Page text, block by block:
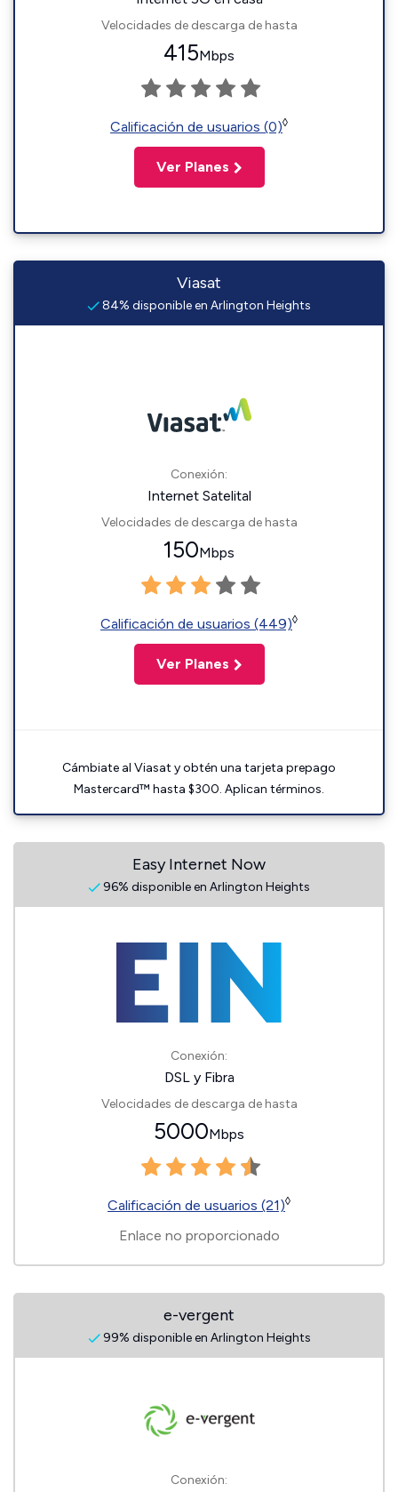
Velocidades de descarga de hasta
415Mbps
Calificación de usuarios (0)◊
Ver Planes
Viasat
84% disponible en Arlington Heights
Conexión:
Internet Satelital
Velocidades de descarga de hasta
150Mbps
Calificación de usuarios (449)◊
Ver Planes
Cámbiate al Viasat y obtén una tarjeta prepago
Mastercard™ hasta $300. Aplican términos.
Easy Internet Now
96% disponible en Arlington Heights
Conexión:
DSL y Fibra
Velocidades de descarga de hasta
5000Mbps
Calificación de usuarios (21)◊
Enlace no proporcionado
e-vergent
99% disponible en Arlington Heights
Conexión: